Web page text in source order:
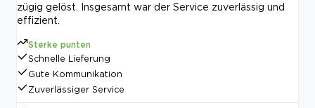
zügig gelöst. Insgesamt war der Service zuverlässig und
effizient.
Sterke punten
Schnelle Lieferung
Gute Kommunikation
Zuverlässiger Service